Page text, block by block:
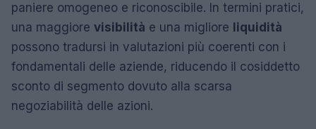
paniere omogeneo e riconoscibile. In termini pratici,
una maggiore visibilità e una migliore liquidità
possono tradursi in valutazioni più coerenti con i
fondamentali delle aziende, riducendo il cosiddetto
sconto di segmento dovuto alla scarsa
negoziabilità delle azioni.